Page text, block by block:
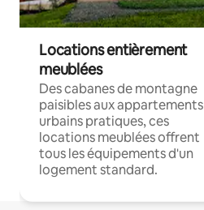
Locations entièrement
meublées
Des cabanes de montagne
paisibles aux appartements
urbains pratiques, ces
locations meublées offrent
tous les équipements d'un
logement standard.